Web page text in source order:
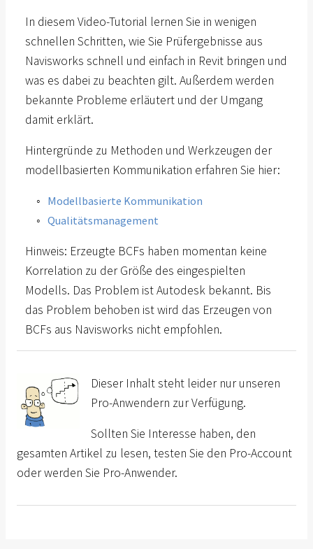
In diesem Video-Tutorial lernen Sie in wenigen
schnellen Schritten, wie Sie Prüfergebnisse aus
Navisworks schnell und einfach in Revit bringen und
was es dabei zu beachten gilt. Außerdem werden
bekannte Probleme erläutert und der Umgang
damit erklärt.
Hintergründe zu Methoden und Werkzeugen der
modellbasierten Kommunikation erfahren Sie hier:
Modellbasierte Kommunikation
Qualitätsmanagement
Hinweis: Erzeugte BCFs haben momentan keine
Korrelation zu der Größe des eingespielten
Modells. Das Problem ist Autodesk bekannt. Bis
das Problem behoben ist wird das Erzeugen von
BCFs aus Navisworks nicht empfohlen.
Dieser Inhalt steht leider nur unseren
Pro-Anwendern zur Verfügung.
Sollten Sie Interesse haben, den
gesamten Artikel zu lesen, testen Sie den Pro-Account
oder werden Sie Pro-Anwender.